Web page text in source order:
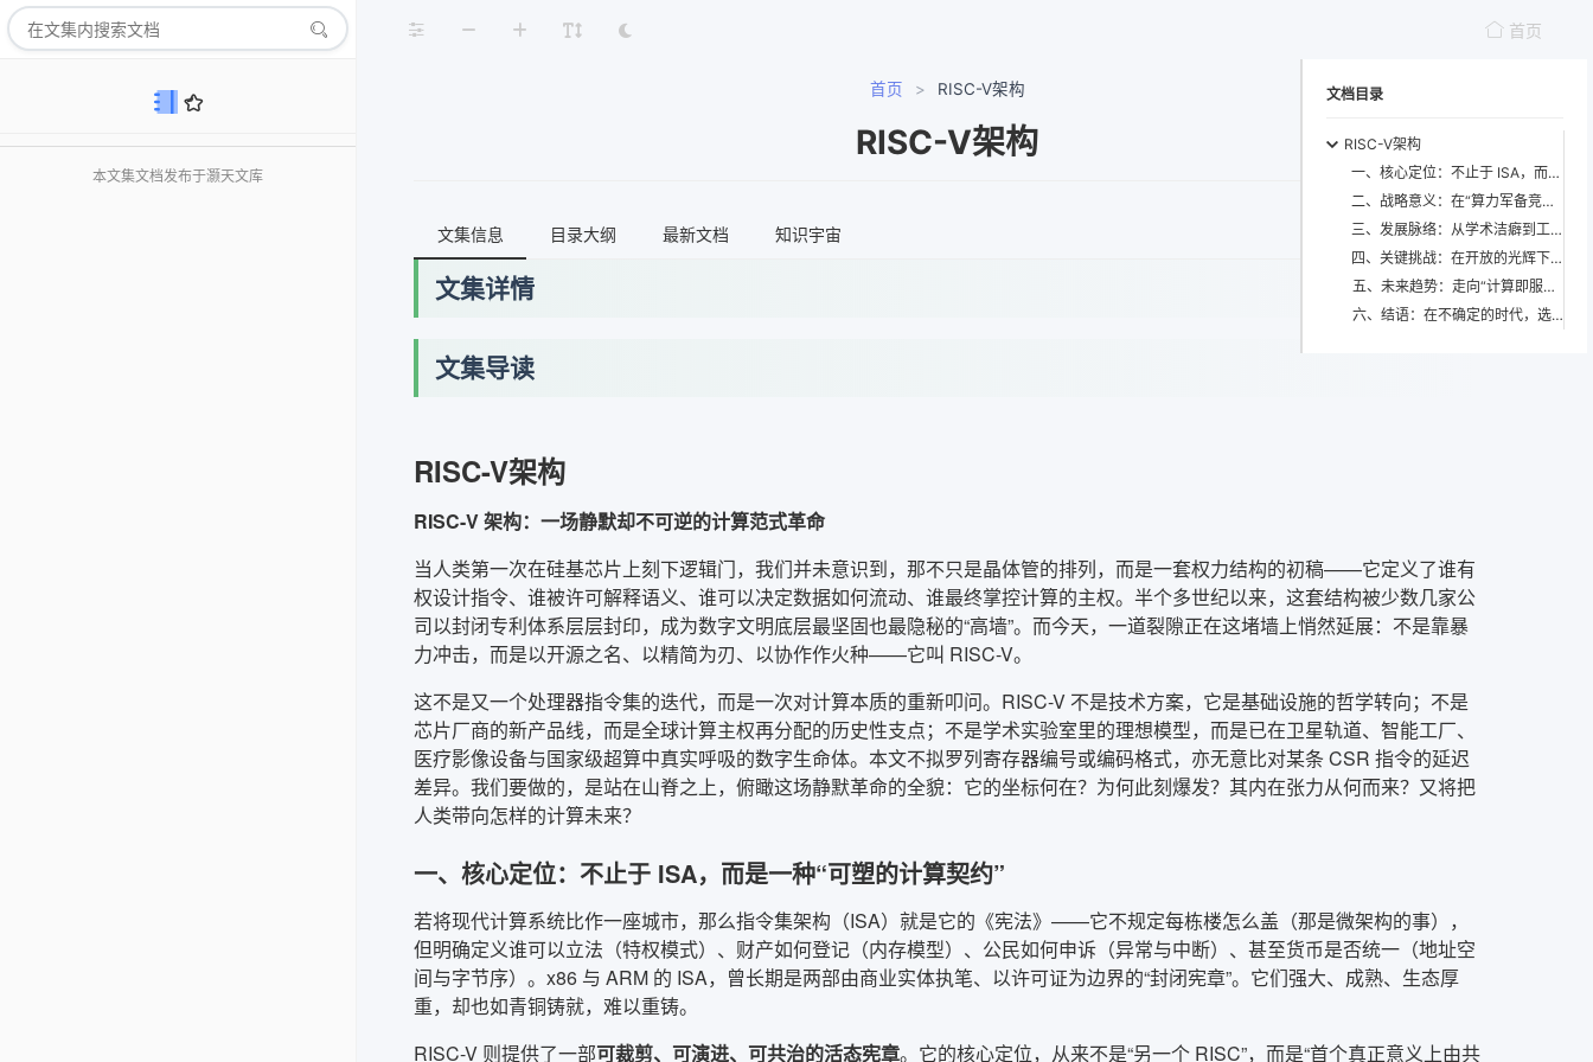
本文集文档发布于灏天文库
首页
首页 > RISC-V架构
RISC-V架构
文集信息 目录大纲 最新文档 知识宇宙
文集详情
文集导读
RISC-V架构
RISC-V 架构：一场静默却不可逆的计算范式革命
当人类第一次在硅基芯片上刻下逻辑门，我们并未意识到，那不只是晶体管的排列，而是一套权力结构的初稿——它定义了谁有
权设计指令、谁被许可解释语义、谁可以决定数据如何流动、谁最终掌控计算的主权。半个多世纪以来，这套结构被少数几家公
司以封闭专利体系层层封印，成为数字文明底层最坚固也最隐秘的“高墙”。而今天，一道裂隙正在这堵墙上悄然延展：不是靠暴
力冲击，而是以开源之名、以精简为刃、以协作作火种——它叫 RISC-V。
这不是又一个处理器指令集的迭代，而是一次对计算本质的重新叩问。RISC-V 不是技术方案，它是基础设施的哲学转向；不是
芯片厂商的新产品线，而是全球计算主权再分配的历史性支点；不是学术实验室里的理想模型，而是已在卫星轨道、智能工厂、
医疗影像设备与国家级超算中真实呼吸的数字生命体。本文不拟罗列寄存器编号或编码格式，亦无意比对某条 CSR 指令的延迟
差异。我们要做的，是站在山脊之上，俯瞰这场静默革命的全貌：它的坐标何在？为何此刻爆发？其内在张力从何而来？又将把
人类带向怎样的计算未来？
一、核心定位：不止于 ISA，而是一种“可塑的计算契约”
若将现代计算系统比作一座城市，那么指令集架构（ISA）就是它的《宪法》——它不规定每栋楼怎么盖（那是微架构的事），
但明确定义谁可以立法（特权模式）、财产如何登记（内存模型）、公民如何申诉（异常与中断）、甚至货币是否统一（地址空
间与字节序）。x86 与 ARM 的 ISA，曾长期是两部由商业实体执笔、以许可证为边界的“封闭宪章”。它们强大、成熟、生态厚
重，却也如青铜铸就，难以重铸。
RISC-V 则提供了一部可裁剪、可演进、可共治的活态宪章。它的核心定位，从来不是“另一个 RISC”，而是“首个真正意义上由共
文档目录
RISC-V架构
一、核心定位：不止于 ISA，而是一种“可塑的计算契约”
二、战略意义：在“算力军备竞赛”中重置全球技术权力轴心
三、发展脉络：从学术洁癖到工业级壮阔的十年跃迁
四、关键挑战：在开放的光辉下，暗涌着三重结构性张力
五、未来趋势：走向“计算即服务”的泛在智能基座
六、结语：在不确定的时代，选择一种确定的开放